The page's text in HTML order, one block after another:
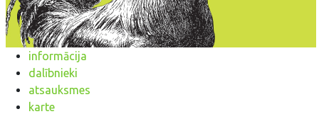
informācija
dalībnieki
atsauksmes
karte